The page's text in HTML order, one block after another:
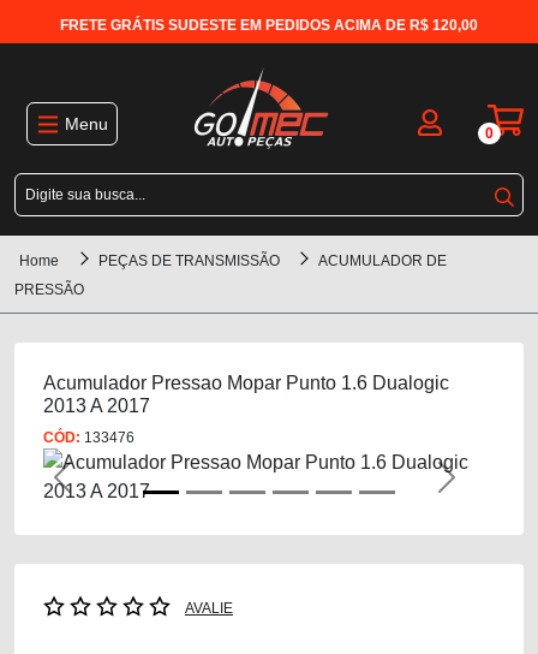
FRETE GRÁTIS SUDESTE EM PEDIDOS ACIMA DE R$ 120,00
Menu 0
Home PEÇAS DE TRANSMISSÃO
ACUMULADOR DE
PRESSÃO
Acumulador Pressao Mopar Punto 1.6 Dualogic
2013 A 2017
CÓD: 133476
Previous Next
AVALIE